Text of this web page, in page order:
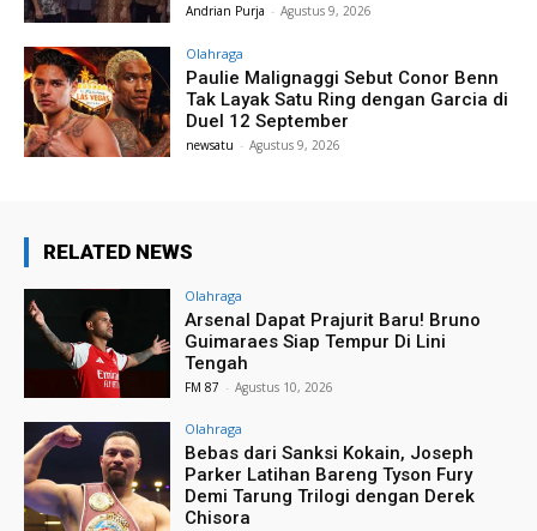
Andrian Purja - Agustus 9, 2026
Olahraga
Paulie Malignaggi Sebut Conor Benn
Tak Layak Satu Ring dengan Garcia di
Duel 12 September
newsatu - Agustus 9, 2026
RELATED NEWS
Olahraga
Arsenal Dapat Prajurit Baru! Bruno
Guimaraes Siap Tempur Di Lini
Tengah
FM 87 - Agustus 10, 2026
Olahraga
Bebas dari Sanksi Kokain, Joseph
Parker Latihan Bareng Tyson Fury
Demi Tarung Trilogi dengan Derek
Chisora